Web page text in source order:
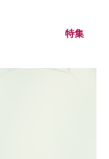
特集